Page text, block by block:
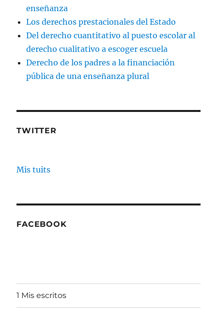
enseñanza
Los derechos prestacionales del Estado
Del derecho cuantitativo al puesto escolar al
derecho cualitativo a escoger escuela
Derecho de los padres a la financiación
pública de una enseñanza plural
TWITTER
Mis tuits
FACEBOOK
1 Mis escritos